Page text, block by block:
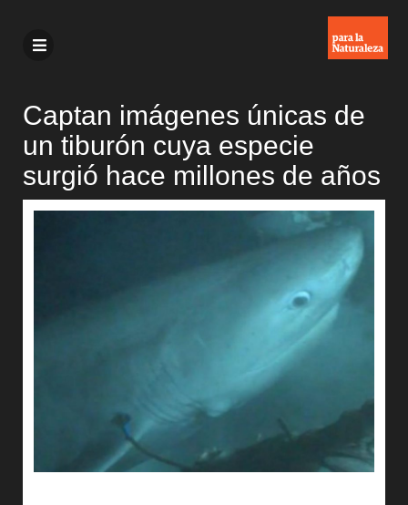
Captan imágenes únicas de
un tiburón cuya especie
surgió hace millones de años